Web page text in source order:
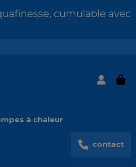
cumulable avec
à chaleur
contact